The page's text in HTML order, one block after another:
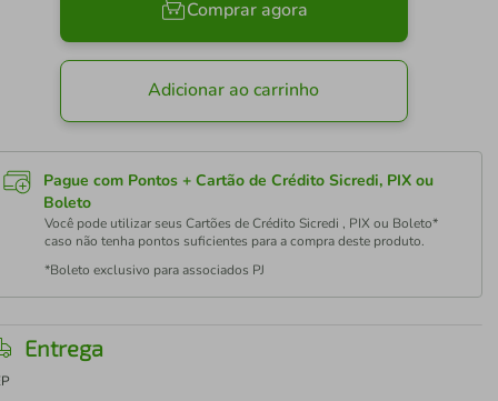
Comprar agora
Adicionar ao carrinho
Pague com Pontos + Cartão de Crédito Sicredi, PIX ou
Boleto
Você pode utilizar seus Cartões de Crédito Sicredi , PIX ou Boleto*
caso não tenha pontos suficientes para a compra deste produto.
*Boleto exclusivo para associados PJ
Entrega